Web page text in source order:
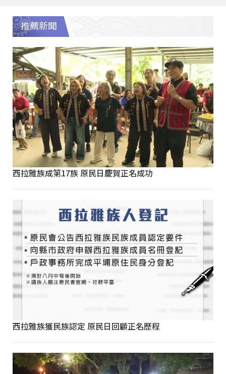
推薦新聞
西拉雅族成第17族 原民日慶賀正名成功
西拉雅族獲民族認定 原民日回顧正名歷程